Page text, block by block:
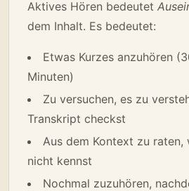
Aktives Hören bedeutet
dem Inhalt. Es bedeutet:
Etwas Kurzes anzuhören
Minuten)
Zu versuchen, es zu
Transkript checkst
Aus dem Kontext zu raten,
nicht kennst
Nochmal zuzuhören,